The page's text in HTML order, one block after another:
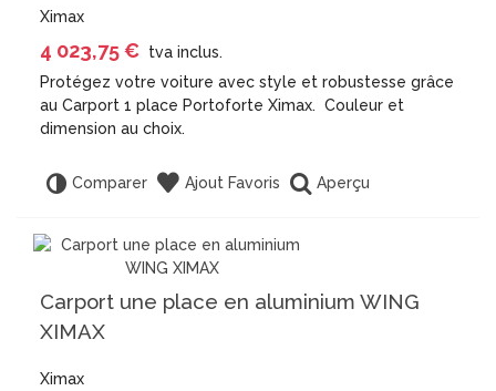
Ximax
4 023,75 € tva inclus.
Protégez votre voiture avec style et robustesse grâce
au Carport 1 place Portoforte Ximax. Couleur et
dimension au choix.
Comparer Ajout Favoris Aperçu
Carport une place en aluminium WING
XIMAX
Ximax